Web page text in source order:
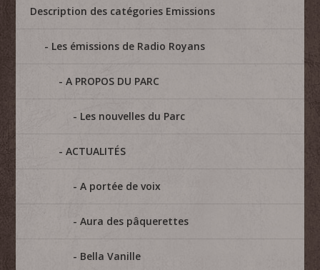
Description des catégories Emissions
Les émissions de Radio Royans
A PROPOS DU PARC
Les nouvelles du Parc
ACTUALITÉS
A portée de voix
Aura des pâquerettes
Bella Vanille